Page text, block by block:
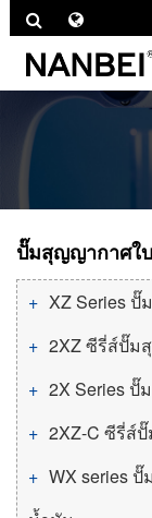
ปั๊มสุญญากาศใ
XZ Series
2XZ ซีรี่ส์ปั๊
2X Series
2XZ-C ซีรี่ส์
WX series